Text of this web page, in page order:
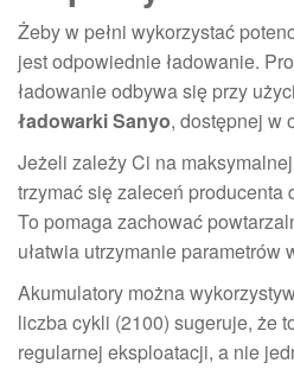
Żeby w pełni wykorzystać
jest odpowiednie ładowanie.
ładowanie odbywa się przy
ładowarki Sanyo, dostępnej w
Jeżeli zależy Ci na
trzymać się zaleceń producenta
To pomaga zachować
ułatwia utrzymanie parametrów
Akumulatory można
liczba cykli (2100) sugeruje, że
regularnej eksploatacji, a nie